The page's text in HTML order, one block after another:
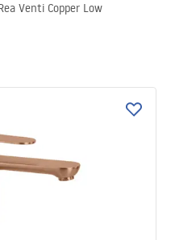
Venti Copper Low